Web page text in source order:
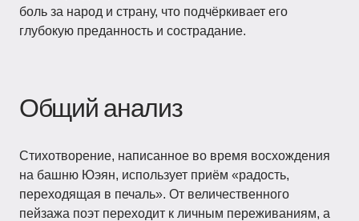
боль за народ и страну, что подчёркивает его
глубокую преданность и сострадание.
Общий анализ
Стихотворение, написанное во время восхождения
на башню Юэян, использует приём «радость,
переходящая в печаль». От величественного
пейзажа поэт переходит к личным переживаниям, а